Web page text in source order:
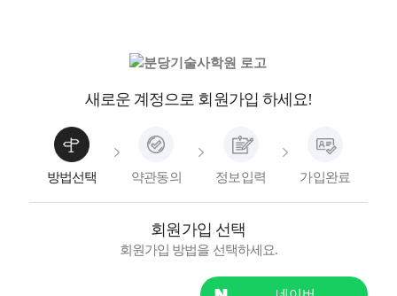
새로운 계정으로 회원가입 하세요!
방법선택 약관동의 정보입력 가입완료
회원가입 선택
회원가입 방법을 선택하세요.